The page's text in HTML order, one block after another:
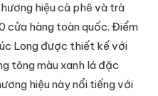
hiệu cà phê và trà
cửa hàng toàn quốc. Điểm
Long được thiết kế với
tông màu xanh lá đặc
hiệu này nổi tiếng với